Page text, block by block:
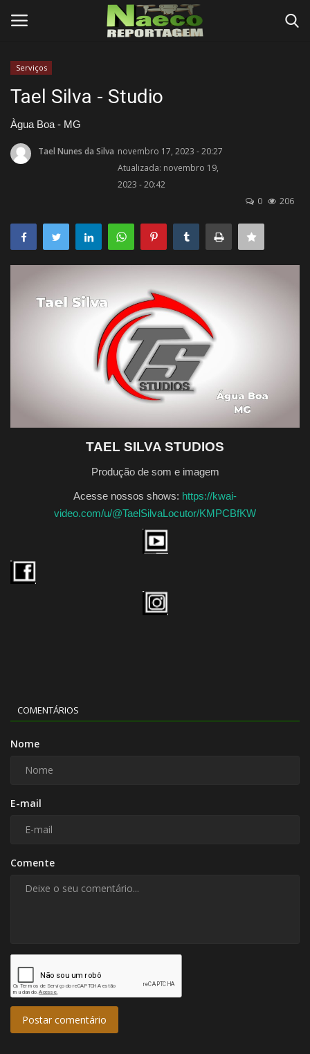
Início
Termos e Condições
Negócios
Tutoriais
Testes
Serviços
Tael Silva - Studio
Àgua Boa - MG
Tael Nunes da Silva novembro 17, 2023 - 20:27
Atualizada: novembro 19,
2023 - 20:42
0
206
TAEL SILVA STUDIOS
Produção de som e imagem
Acesse nossos shows: https://kwai-
video.com/u/@TaelSilvaLocutor/KMPCBfKW
COMENTÁRIOS
Nome
E-mail
Comente
Postar comentário